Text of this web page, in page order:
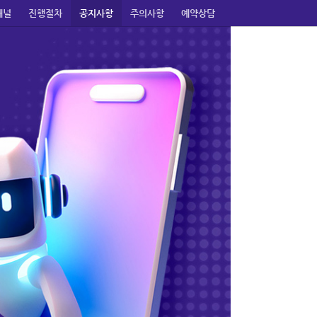
널 진행절차 공지사항 주의사항 예약상담